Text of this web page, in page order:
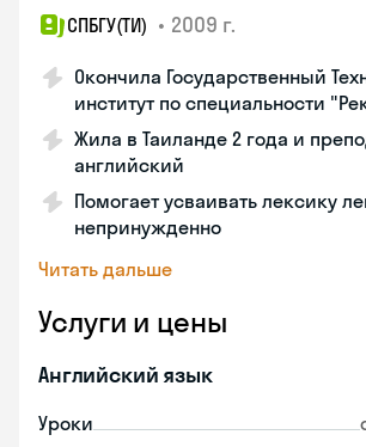
СПБГУ(ТИ) • 2009 г.
Окончила Государственный
институт по специальности
Жила в Таиланде 2 года и
английский
Помогает усваивать лексику
непринужденно
Читать дальше
Услуги и цены
Английский язык
Уроки